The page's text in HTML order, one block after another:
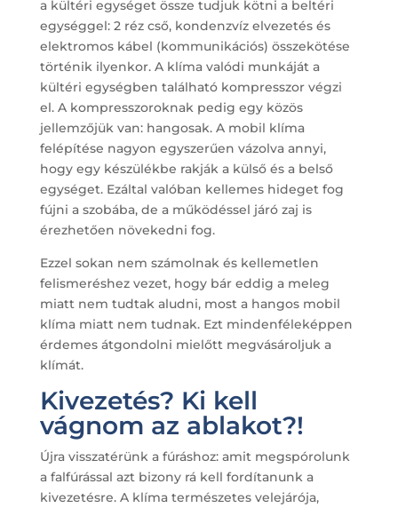
a kültéri egységet össze tudjuk kötni a beltéri
egységgel: 2 réz cső, kondenzvíz elvezetés és
elektromos kábel (kommunikációs) összekötése
történik ilyenkor. A klíma valódi munkáját a
kültéri egységben található kompresszor végzi
el. A kompresszoroknak pedig egy közös
jellemzőjük van: hangosak. A mobil klíma
felépítése nagyon egyszerűen vázolva annyi,
hogy egy készülékbe rakják a külső és a belső
egységet. Ezáltal valóban kellemes hideget fog
fújni a szobába, de a működéssel járó zaj is
érezhetően növekedni fog.
Ezzel sokan nem számolnak és kellemetlen
felismeréshez vezet, hogy bár eddig a meleg
miatt nem tudtak aludni, most a hangos mobil
klíma miatt nem tudnak. Ezt mindenféleképpen
érdemes átgondolni mielőtt megvásároljuk a
klímát.
Kivezetés? Ki kell
vágnom az ablakot?!
Újra visszatérünk a fúráshoz: amit megspórolunk
a falfúrással azt bizony rá kell fordítanunk a
kivezetésre. A klíma természetes velejárója,